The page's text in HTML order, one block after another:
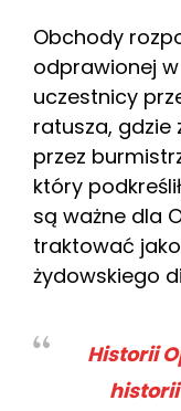
Obchody
odprawionej
uczestnicy
ratusza, gdzie
przez
który
są ważne dla
traktować
żydowskiego
Historii